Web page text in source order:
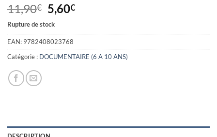
11,90€
Le
prix
initial
était :
11,90€.
5,60€Le
actuel
5,60€.
Rupture de stock
EAN: 9782408023768
Catégorie : DOCUMENTAIRE (6 A 10 ANS)